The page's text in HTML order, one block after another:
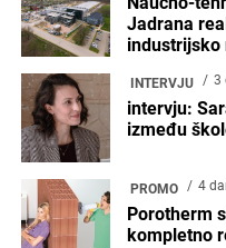
Jadrana
industrijsko
INTERVJU 3
intervju:
između
PROMO 4
Porotherm
kompletno